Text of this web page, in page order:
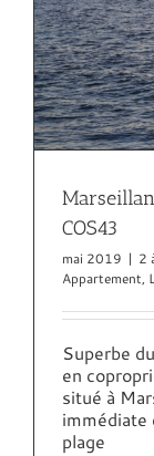
COS43
mai 2019 | 2
Appartement,
Superbe
en
situé à
immédiate
plage